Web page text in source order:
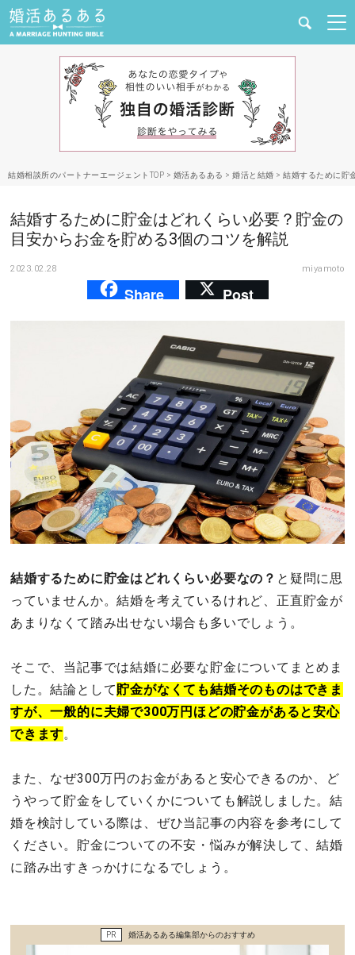
婚活と結婚
合コン・街コン
マッチングアプリ
ドキドキ
仕事とキャリア
特集
ファッション・美容
趣味・旅行
セックスライフ
感動
心の処方箋
結婚相談所のパートナーエージェントTOP > 婚活あるある > 婚活と結婚 > 結婚するために貯
結婚するために貯金はどれくらい必要？貯金の
目安からお金を貯める3個のコツを解説
2023.02.28 miyamoto
Share Post
結婚するために貯金はどれくらい必要なの？ と疑問に思
っていませんか。結婚を考えているけれど、正直貯金が
あまりなくて踏み出せない場合も多いでしょう。
そこで、当記事では結婚に必要な貯金についてまとめま
した。結論として貯金がなくても結婚そのものはできま
すが、一般的に夫婦で300万円ほどの貯金があると安心
できます。
また、なぜ300万円のお金があると安心できるのか、ど
うやって貯金をしていくかについても解説しました。結
婚を検討している際は、ぜひ当記事の内容を参考にして
ください。貯金についての不安・悩みが解決して、結婚
に踏み出すきっかけになるでしょう。
PR 婚活あるある編集部からのおすすめ